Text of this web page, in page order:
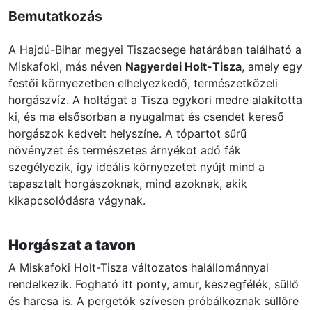
Bemutatkozás
A Hajdú-Bihar megyei Tiszacsege határában található a
Miskafoki, más néven Nagyerdei Holt-Tisza, amely egy
festői környezetben elhelyezkedő, természetközeli
horgászvíz. A holtágat a Tisza egykori medre alakította
ki, és ma elsősorban a nyugalmat és csendet kereső
horgászok kedvelt helyszíne. A tópartot sűrű
növényzet és természetes árnyékot adó fák
szegélyezik, így ideális környezetet nyújt mind a
tapasztalt horgászoknak, mind azoknak, akik
kikapcsolódásra vágynak.
Horgászat a tavon
A Miskafoki Holt-Tisza változatos halállománnyal
rendelkezik. Fogható itt ponty, amur, keszegfélék, süllő
és harcsa is. A pergetők szívesen próbálkoznak süllőre